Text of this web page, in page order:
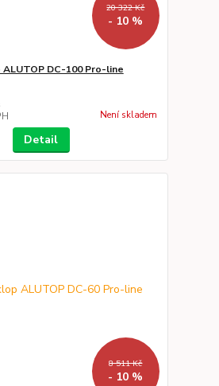
20 322 Kč
- 10 %
DC-100 Pro-line
Není skladem
Detail
8 511 Kč
- 10 %